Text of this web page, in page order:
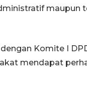
maupun
Komite I
mendapat